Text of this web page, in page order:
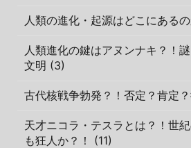
人類の進化・起源はどこにある
人類進化の鍵はアヌンナキ？！
文明 (3)
古代核戦争勃発？！否定？肯定
天才ニコラ・テスラとは？！世
も狂人か？！ (11)